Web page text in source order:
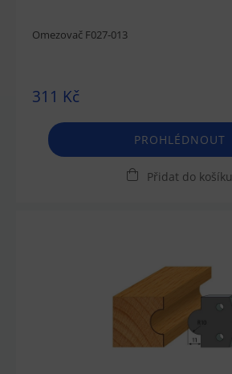
Omezovač F027-013
311 Kč
PROHLÉDNOUT
Přidat do košíku